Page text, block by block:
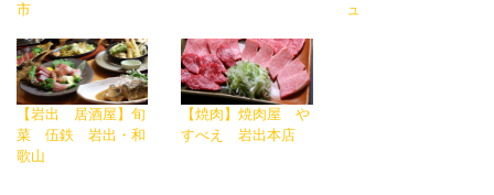
市
ュ
【岩出 居酒屋】旬
菜 伍鉄 岩出・和
歌山
【焼肉】焼肉屋 や
すべえ 岩出本店